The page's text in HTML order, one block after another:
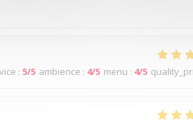
: 5/5 ambience : 4/5 menu : 4/5